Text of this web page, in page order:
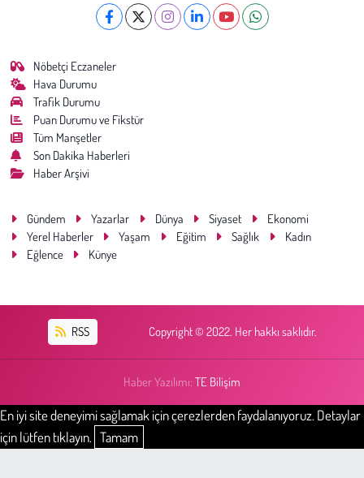
Nöbetçi Eczaneler
Hava Durumu
Trafik Durumu
Puan Durumu ve Fikstür
Tüm Manşetler
Son Dakika Haberleri
Haber Arşivi
Gündem Yazarlar Dünya Siyaset
Ekonomi
Yerel Haberler
Yaşam Eğitim Sağlık
Kadın
Eğlence
Künye
RSS Copyright © 2022. Her hakkı saklıdır.
Haber Yazılımı: TE Bilişim
En iyi site deneyimi sağlamak için çerezlerden faydalanıyoruz. Detaylar
için lütfen tıklayın. Tamam